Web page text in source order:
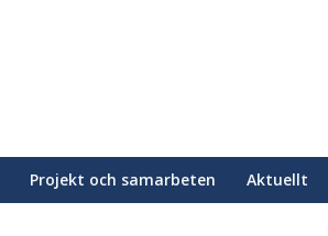
Projekt och samarbeten Aktuellt